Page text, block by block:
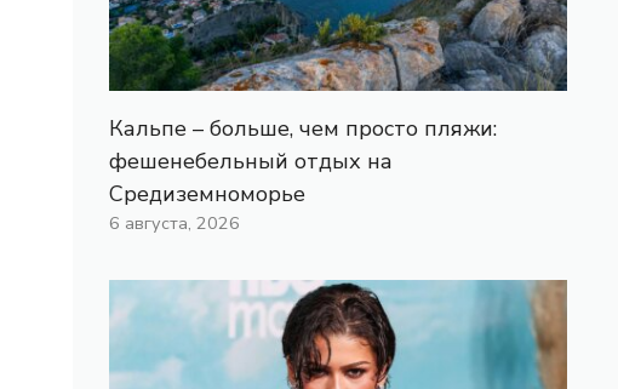
Кальпе – больше, чем просто пляжи:
фешенебельный отдых на
Средиземноморье
6 августа, 2026